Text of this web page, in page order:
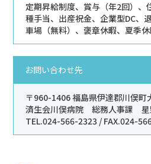
定期昇給制度、賞与（年2回）、
種手当、出産祝金、企業型DC、
車場（無料）、褒章休暇、夏季
お問い合わせ先
〒960-1406 福島県伊達郡川俣町
済生会川俣病院 総務人事課 星
TEL.024-566-2323 / FAX.024-